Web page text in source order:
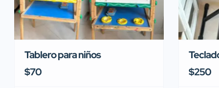
Tablero para niños
$70
$250